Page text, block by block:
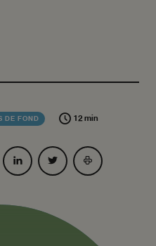
DE FOND 12 min